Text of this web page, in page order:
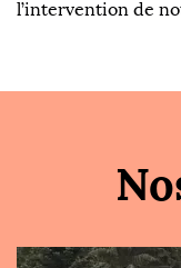
l’intervention de